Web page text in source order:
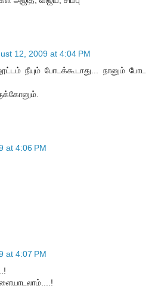
12, 2009 at 4:04 PM
நீயும் போடக்கூடாது... நானும் போட
at 4:06 PM
at 4:07 PM